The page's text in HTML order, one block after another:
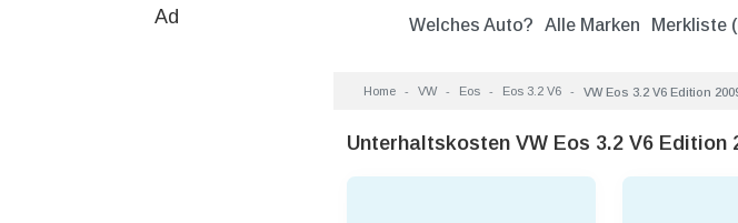
Welches Auto? Alle Marken Merkliste (
Ad
Home VW Eos Eos 3.2 V6 VW Eos 3.2 V6 Edition
Unterhaltskosten VW Eos 3.2 V6 Edition